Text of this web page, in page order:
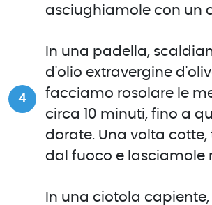
asciughiamole con un
In una padella,
d'olio extravergine
facciamo rosolare le
circa 10 minuti, fino a
dorate. Una volta
dal fuoco e lasciamole
In una ciotola